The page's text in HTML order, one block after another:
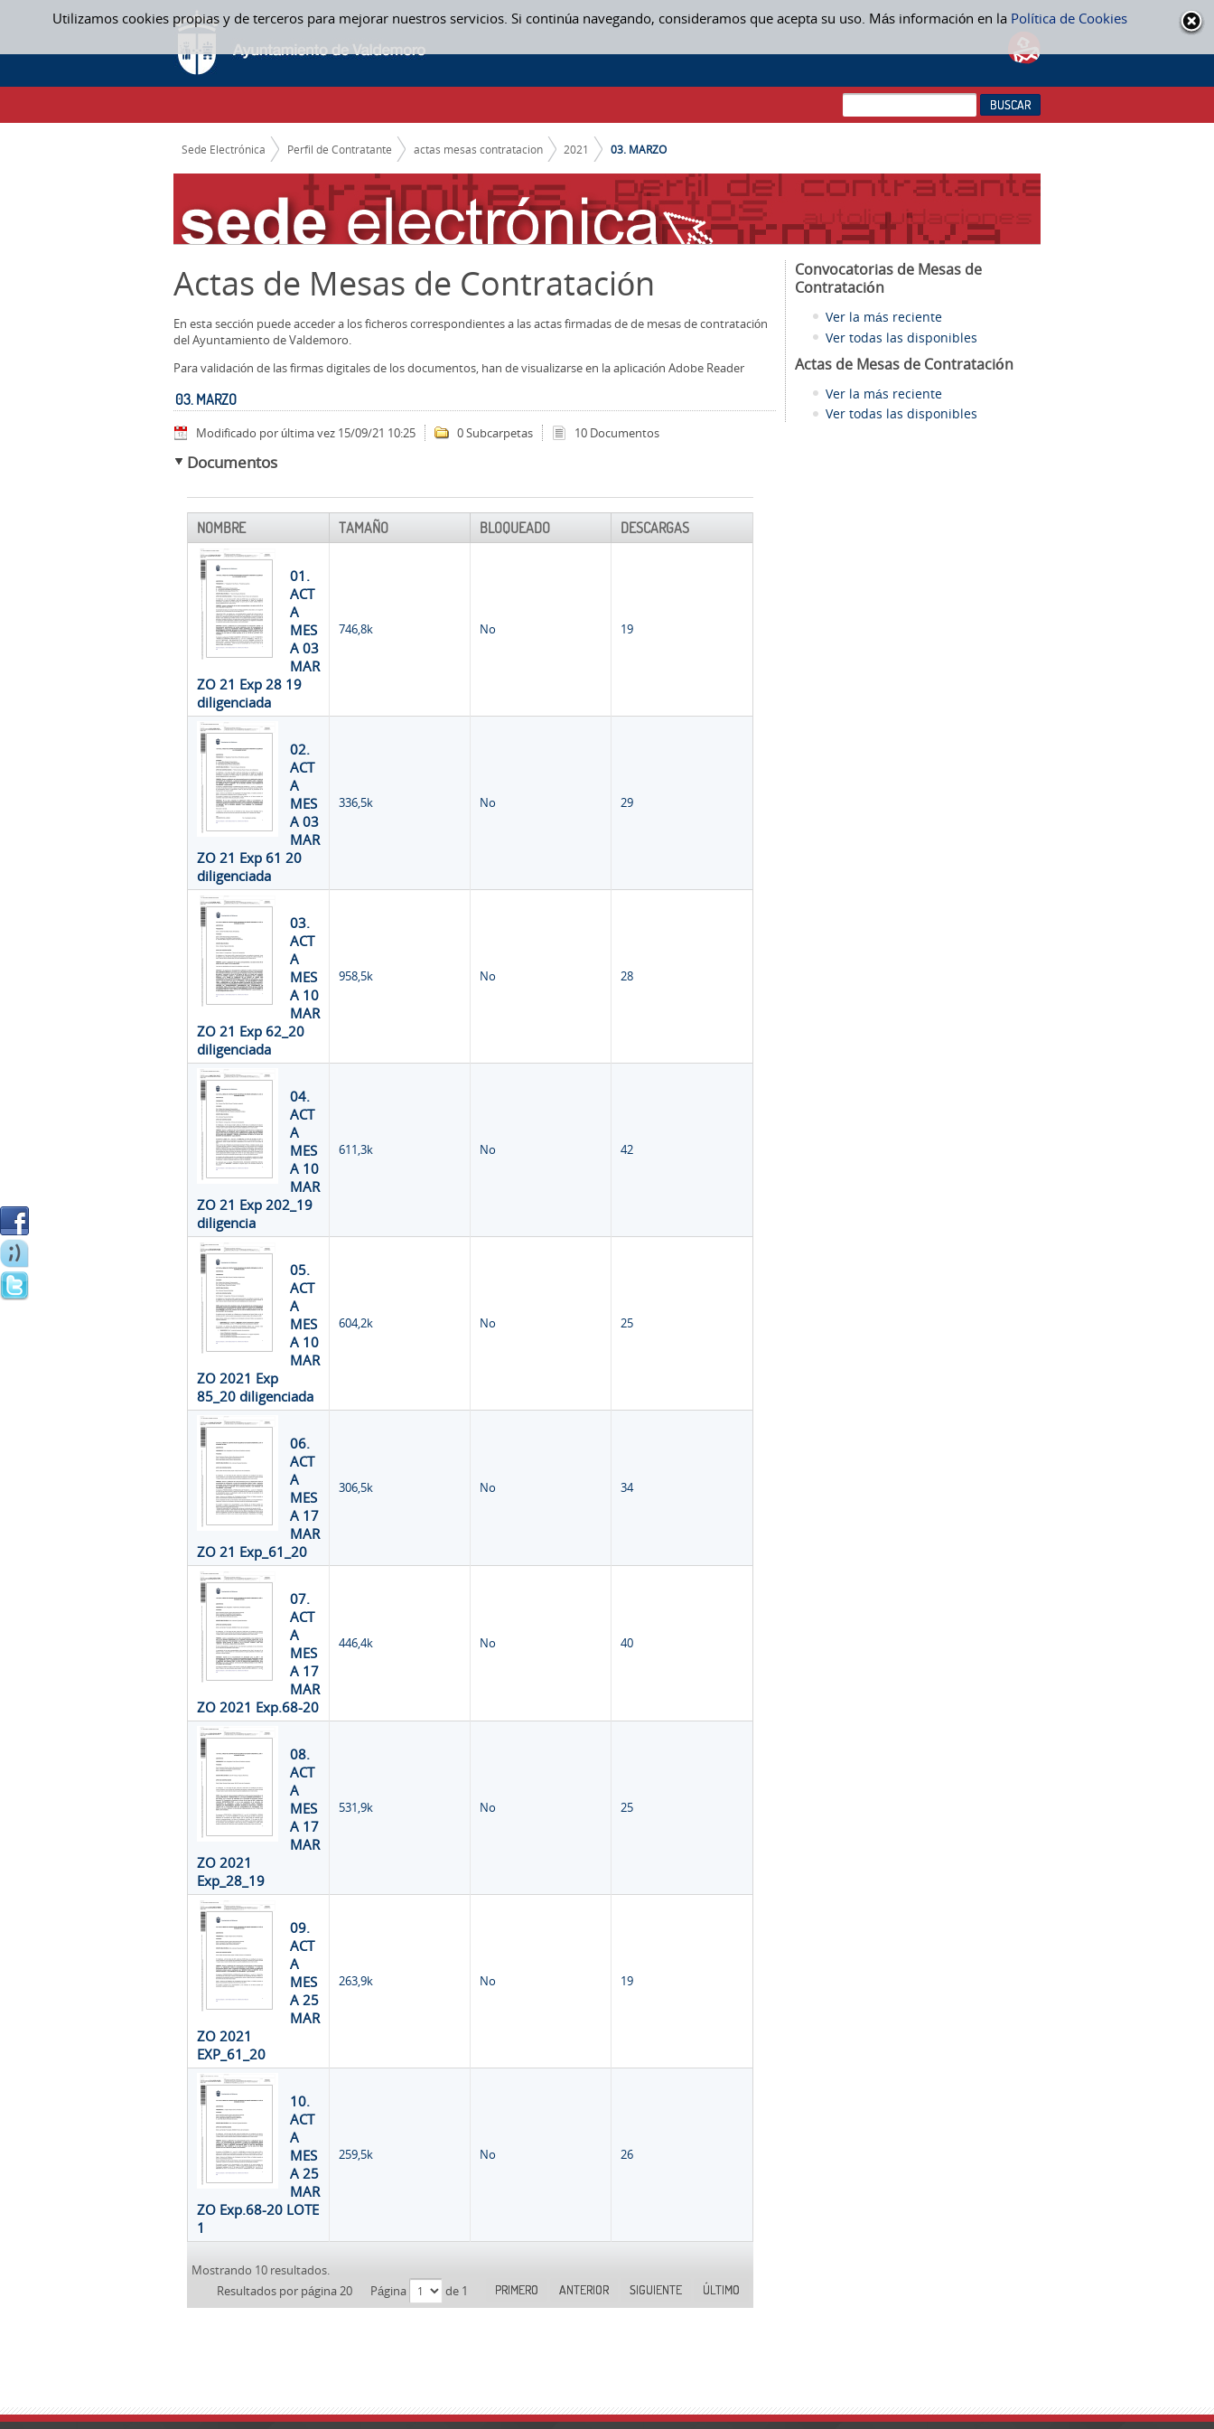
Utilizamos cookies propias y de terceros para mejorar nuestros servicios. Si continúa navegando, consideramos que acepta su uso. Más información en la Política de Cookies
Saltar al contenido
03. MARZO - ACTAS MESAS CONTRATACION
CAMINO DE MIGAS
Sede Electrónica Perfil de Contratante actas mesas contratacion 2021 03. MARZO
Actas de Mesas de Contratación
En esta sección puede acceder a los ficheros correspondientes a las actas firmadas de de mesas de contratación
del Ayuntamiento de Valdemoro.
Para validación de las firmas digitales de los documentos, han de visualizarse en la aplicación Adobe Reader
03. MARZO
Modificado por última vez 15/09/21 10:25 0 Subcarpetas 10 Documentos
Documentos
NOMBRE TAMAÑO BLOQUEADO DESCARGAS
01.
ACT
A
MES
A 03
MAR
ZO 21 Exp 28 19
diligenciada
746,8k No 19
02.
ACT
A
MES
A 03
MAR
ZO 21 Exp 61 20
diligenciada
336,5k No 29
03.
ACT
A
MES
A 10
MAR
ZO 21 Exp 62_20
diligenciada
958,5k No 28
04.
ACT
A
MES
A 10
MAR
ZO 21 Exp 202_19
diligencia
611,3k No 42
05.
ACT
A
MES
A 10
MAR
ZO 2021 Exp
85_20 diligenciada
604,2k No 25
06.
ACT
A
MES
A 17
MAR
ZO 21 Exp_61_20
306,5k No 34
07.
ACT
A
MES
A 17
MAR
ZO 2021 Exp.68-20
446,4k No 40
08.
ACT
A
MES
A 17
MAR
ZO 2021
Exp_28_19
531,9k No 25
09.
ACT
A
MES
A 25
MAR
ZO 2021
EXP_61_20
263,9k No 19
10.
ACT
A
MES
A 25
MAR
ZO Exp.68-20 LOTE
1
259,5k No 26
Mostrando 10 resultados.
Resultados por página 20
Página de 1 PRIMERO ANTERIOR SIGUIENTE ÚLTIMO
Convocatorias de Mesas de
Contratación
Ver la más reciente
Ver todas las disponibles
Actas de Mesas de Contratación
Ver la más reciente
Ver todas las disponibles